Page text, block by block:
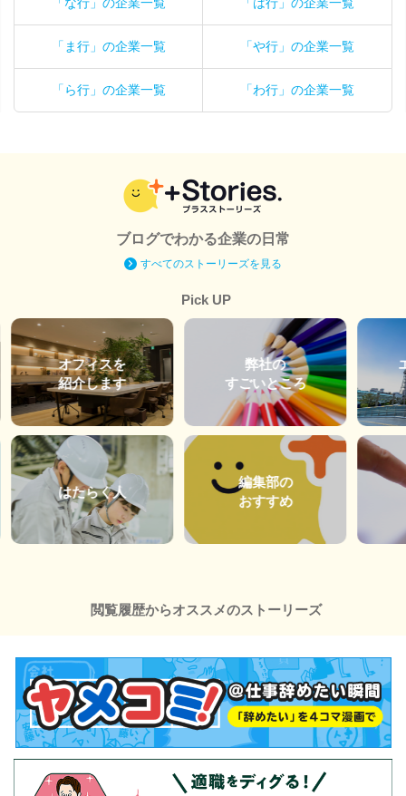
「ま行」の企業一覧 「や行」の企業一覧
「ら行」の企業一覧 「わ行」の企業一覧
ブログでわかる企業の日常
すべてのストーリーズを見る
Pick UP
オフィスを
紹介します
はたらく人
弊社の
すごいところ
編集部の
おすすめ
閲覧履歴からオススメのストーリーズ